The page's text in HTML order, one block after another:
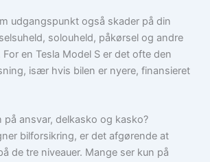
udgangspunkt også skader på din
solouheld, påkørsel og andre
en Tesla Model S er det ofte den
især hvis bilen er nyere, finansieret
på ansvar, delkasko og kasko?
bilforsikring, er det afgørende at
de tre niveauer. Mange ser kun på